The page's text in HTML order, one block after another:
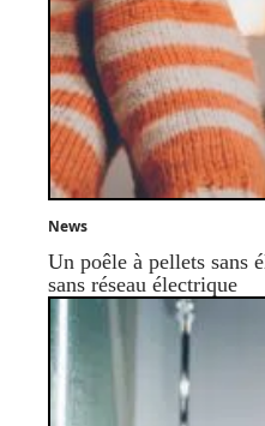
News
Un poêle à pellets sans
sans réseau électrique